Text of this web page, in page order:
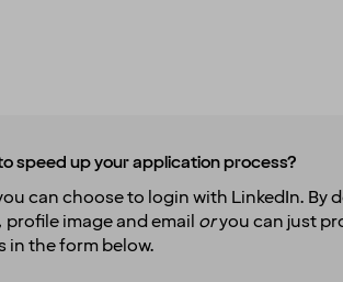
speed up your application process?
can choose to login with LinkedIn. By
profile image and email oryou can just
in the form below.